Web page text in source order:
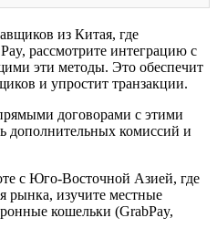
из Китая, где
рассмотрите интеграцию с
эти методы. Это обеспечит
и упростит транзакции.
договорами с этими
дополнительных комиссий и
с Юго-Восточной Азией, где
рынка, изучите местные
кошельки (GrabPay,